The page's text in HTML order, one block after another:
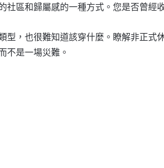
區和歸屬感的一種方式。您是否曾經
，也很難知道該穿什麼。瞭解非正式
不是一場災難。